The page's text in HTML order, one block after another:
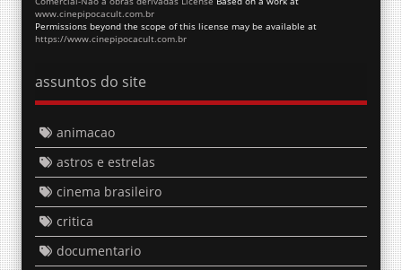
www.cinepipocacult.com.br
Permissions beyond the scope of this license may be available at
https://www.cinepipocacult.com.br
assuntos do site
animacao
astros e estrelas
cinema brasileiro
critica
documentario